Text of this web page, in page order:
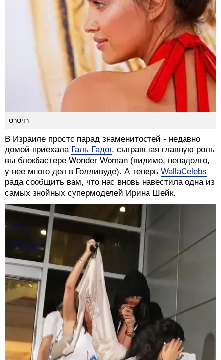
רויטרס
В Израиле просто парад знаменитостей - недавно
домой приехала Галь Гадот, сыгравшая главную роль
вы блокбастере Wonder Woman (видимо, ненадолго,
у нее много дел в Голливуде). А теперь WallaCelebs
рада сообщить вам, что нас вновь навестила одна из
самых знойных супермоделей Ирина Шейк.